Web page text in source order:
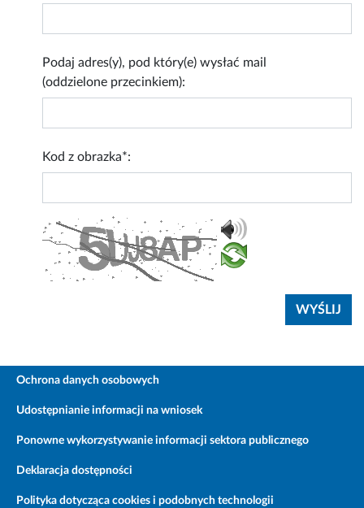
Podaj adres(y), pod który(e) wysłać mail
(oddzielone przecinkiem):
Kod z obrazka*:
Ochrona danych osobowych
Udostępnianie informacji na wniosek
Ponowne wykorzystywanie informacji sektora publicznego
Deklaracja dostępności
Polityka dotycząca cookies i podobnych technologii